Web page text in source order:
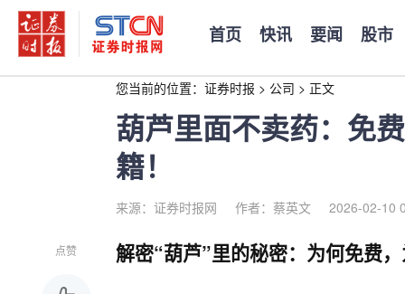
首页 快讯 要闻 股市
您当前的位置： 证券时报 > 公司 > 正文
葫芦里面不卖药：免
籍！
来源：证券时报网 作者：蔡英文 2026-02-10
点赞 解密“葫芦”里的秘密：为何免费